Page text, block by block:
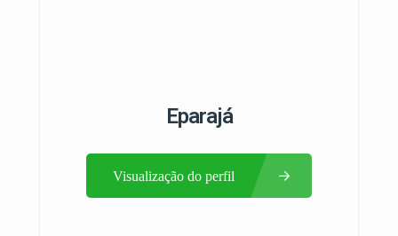
Eparajá
Visualização do perfil